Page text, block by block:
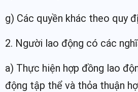
g) Các quyền khác theo quy
2. Người lao động có các
a) Thực hiện hợp đồng lao
động tập thể và thỏa thuận